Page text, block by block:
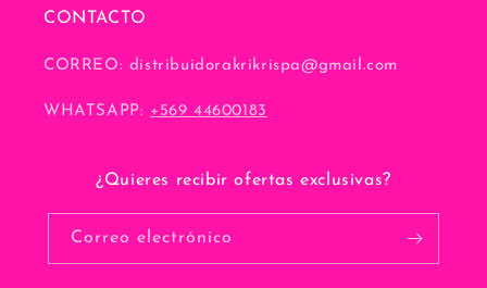
CONTACTO
CORREO: distribuidorakrikrispa@gmail.com
WHATSAPP: +569 44600183
¿Quieres recibir ofertas exclusivas?
Correo electrónico